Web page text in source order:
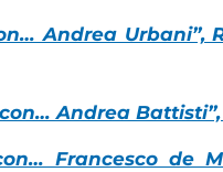
Andrea
con… Andrea
Francesco de